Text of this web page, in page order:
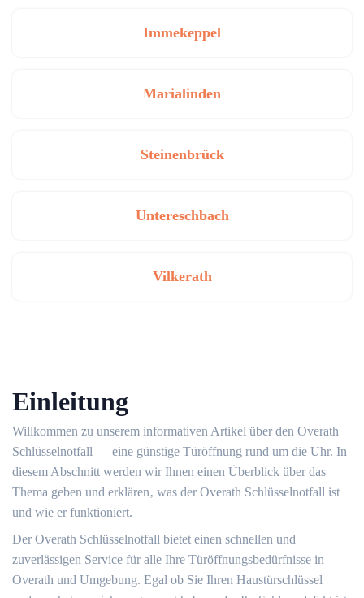
Immekeppel
Marialinden
Steinenbrück
Untereschbach
Vilkerath
Einleitung
Willkommen zu unserem informativen Artikel über den Overath
Schlüsselnotfall ― eine günstige Türöffnung rund um die Uhr.​ In
diesem Abschnitt werden wir Ihnen einen Überblick über das
Thema geben und erklären‚ was der Overath Schlüsselnotfall ist
und wie er funktioniert.​
Der Overath Schlüsselnotfall bietet einen schnellen und
zuverlässigen Service für alle Ihre Türöffnungsbedürfnisse in
Overath und Umgebung.​ Egal ob Sie Ihren Haustürschlüssel